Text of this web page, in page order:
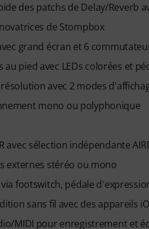
des patchs de Delay/Reverb
de Stompbox
grand écran et 6
pied avec LEDs colorées et
avec 2 modes
mono ou polyphonique
avec sélection indépendante
externes stéréo ou mono
footswitch, pédale
sans fil avec des appareils
MIDI pour enregistrement et